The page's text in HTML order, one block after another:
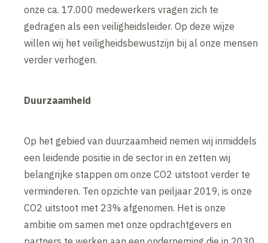
onze ca. 17.000 medewerkers vragen zich te
gedragen als een veiligheidsleider. Op deze wijze
willen wij het veiligheidsbewustzijn bij al onze mensen
verder verhogen.
Duurzaamheid
Op het gebied van duurzaamheid nemen wij inmiddels
een leidende positie in de sector in en zetten wij
belangrijke stappen om onze CO2 uitstoot verder te
verminderen. Ten opzichte van peiljaar 2019, is onze
CO2 uitstoot met 23% afgenomen. Het is onze
ambitie om samen met onze opdrachtgevers en